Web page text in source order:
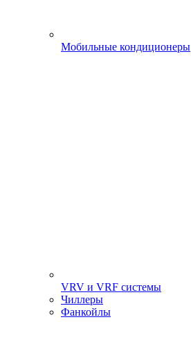
Мобильные кондиционеры
VRV и VRF системы
Чиллеры
Фанкойлы